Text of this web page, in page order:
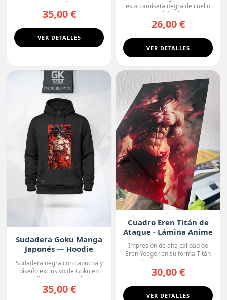
protagoniza...
35,00 €
VER DETALLES
esta camiseta negra de cuello
en V. El diseño r...
26,00 €
VER DETALLES
Sudadera Goku Manga
Japonés — Hoodie
Sudadera negra con capucha y
diseño exclusivo de Goku en
estilo manga, con fo...
35,00 €
Cuadro Eren Titán de
Ataque - Lámina Anime
Premium
Impresión de alta calidad de
Eren Yeager en su forma Titán
de Ataque, con un ...
30,00 €
VER DETALLES